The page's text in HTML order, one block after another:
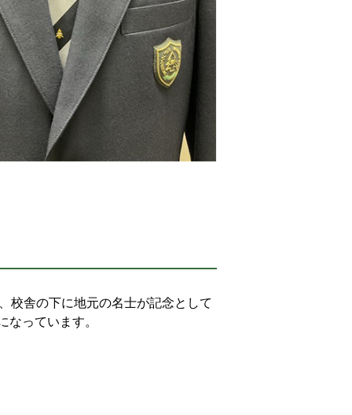
校舎の下に地元の名士が記念として
なっています。